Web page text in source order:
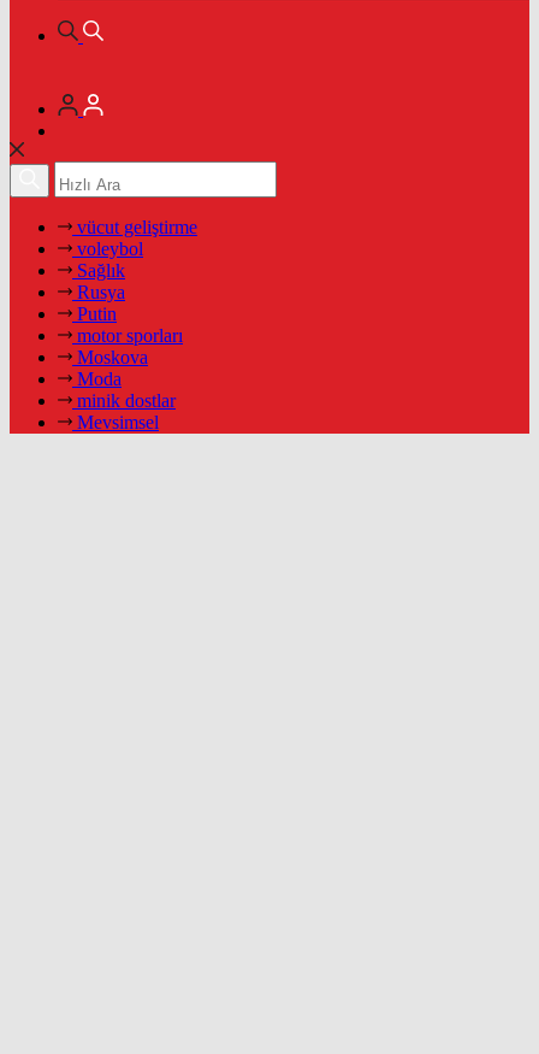
vücut geliştirme
voleybol
Sağlık
Rusya
Putin
motor sporları
Moskova
Moda
minik dostlar
Mevsimsel